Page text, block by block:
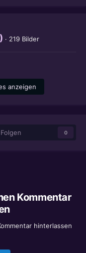
· 219 Bilder
anzeigen
Folgen 0
Kommentar
hinterlassen